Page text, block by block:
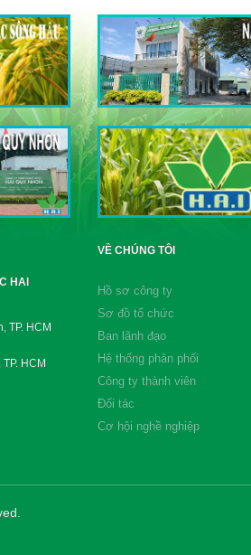
HAI
TP. HCM
HCM
VỀ CHÚNG TÔI
Hồ sơ công ty
Sơ đồ tổ chức
Ban lãnh đạo
Hệ thống phân phối
Công ty thành viên
Đối tác
Cơ hội nghề nghiệp